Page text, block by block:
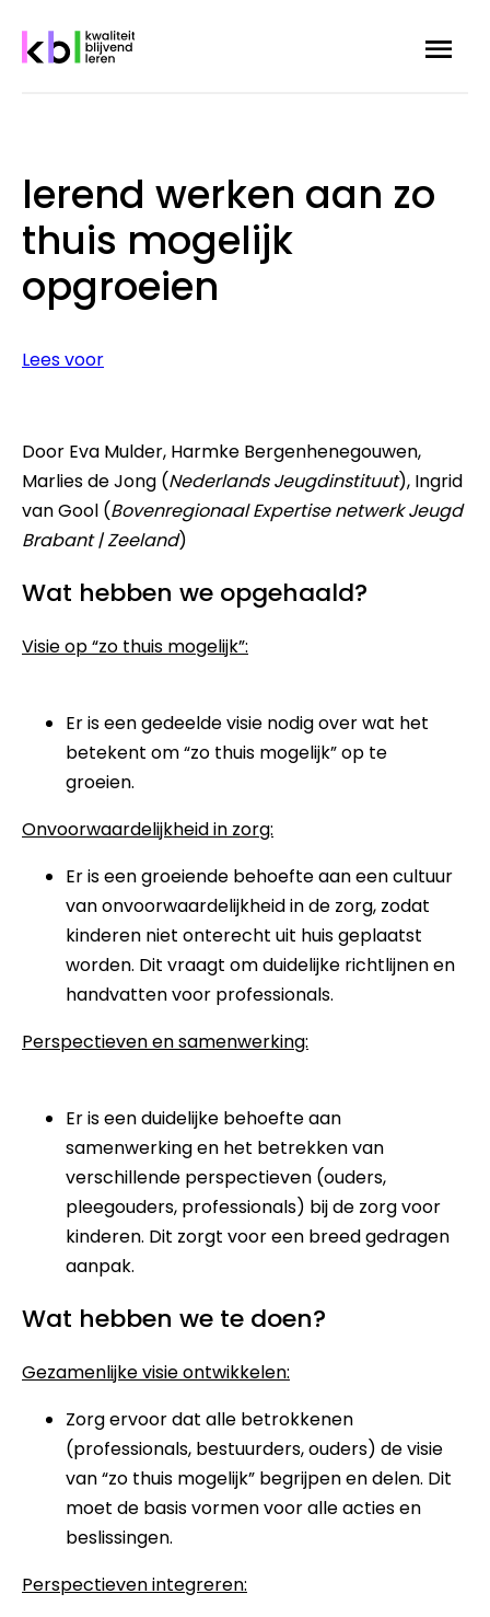
lerend werken aan zo
thuis mogelijk
opgroeien
Lees voor
Door Eva Mulder, Harmke Bergenhenegouwen,
Marlies de Jong (Nederlands Jeugdinstituut), Ingrid
van Gool (Bovenregionaal Expertise netwerk Jeugd
Brabant | Zeeland)
Wat hebben we opgehaald?
Visie op “zo thuis mogelijk”:
Er is een gedeelde visie nodig over wat het
betekent om “zo thuis mogelijk” op te
groeien.
Onvoorwaardelijkheid in zorg:
Er is een groeiende behoefte aan een cultuur
van onvoorwaardelijkheid in de zorg, zodat
kinderen niet onterecht uit huis geplaatst
worden. Dit vraagt om duidelijke richtlijnen en
handvatten voor professionals.
Perspectieven en samenwerking:
Er is een duidelijke behoefte aan
samenwerking en het betrekken van
verschillende perspectieven (ouders,
pleegouders, professionals) bij de zorg voor
kinderen. Dit zorgt voor een breed gedragen
aanpak.
Wat hebben we te doen?
Gezamenlijke visie ontwikkelen:
Zorg ervoor dat alle betrokkenen
(professionals, bestuurders, ouders) de visie
van “zo thuis mogelijk” begrijpen en delen. Dit
moet de basis vormen voor alle acties en
beslissingen.
Perspectieven integreren: